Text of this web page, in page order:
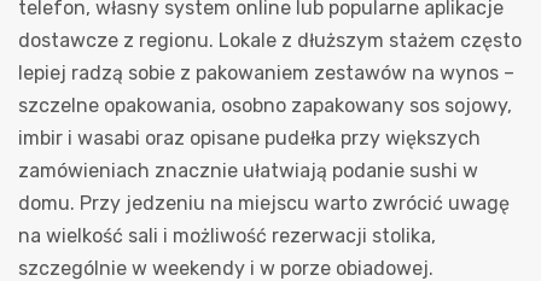
telefon, własny system online lub popularne aplikacje
dostawcze z regionu. Lokale z dłuższym stażem często
lepiej radzą sobie z pakowaniem zestawów na wynos –
szczelne opakowania, osobno zapakowany sos sojowy,
imbir i wasabi oraz opisane pudełka przy większych
zamówieniach znacznie ułatwiają podanie sushi w
domu. Przy jedzeniu na miejscu warto zwrócić uwagę
na wielkość sali i możliwość rezerwacji stolika,
szczególnie w weekendy i w porze obiadowej.